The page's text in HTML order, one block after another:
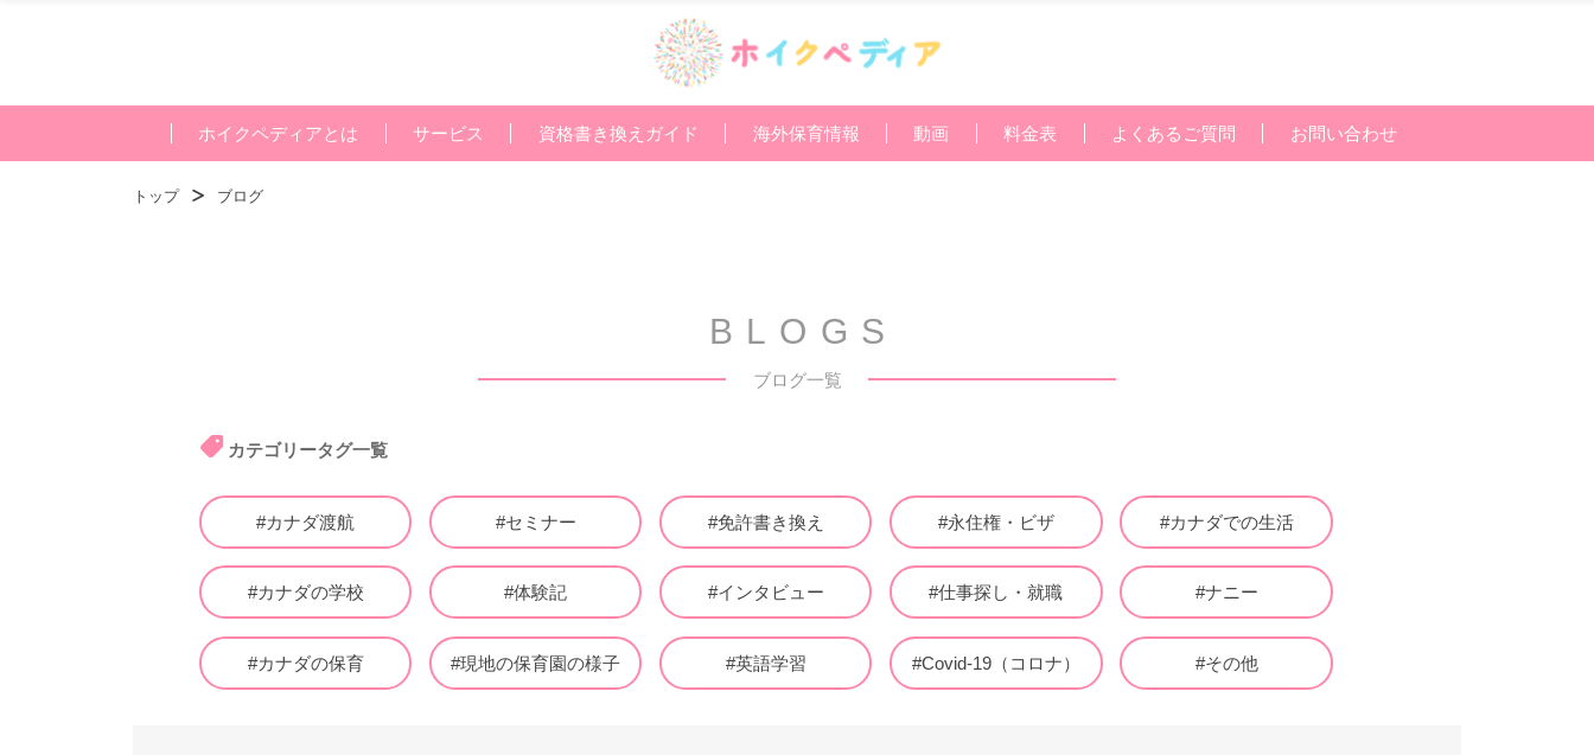
ホイクペディアとは サービス 資格書き換えガイド 海外保育情報 動画 料金表 よくあるご質問 お問い合わせ
トップ ブログ
BLOGS
ブログ一覧
カテゴリータグ一覧
#カナダ渡航 #セミナー #免許書き換え #永住権・ビザ #カナダでの生活
#カナダの学校 #体験記 #インタビュー #仕事探し・就職 #ナニー
#カナダの保育 #現地の保育園の様子 #英語学習 #Covid-19（コロナ） #その他